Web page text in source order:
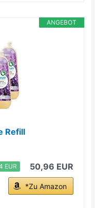
ANGEBOT
Refill
EUR 50,96 EUR
*Zu Amazon